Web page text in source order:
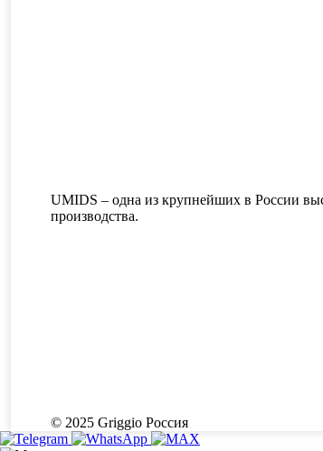
UMIDS – одна из крупнейших в России
производства.
© 2025 Griggio Россия